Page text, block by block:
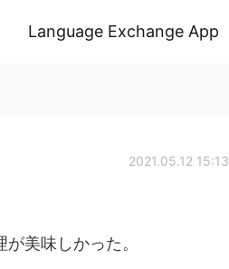
Language Exchange App
2021.05.12 15:13
美味しかった。